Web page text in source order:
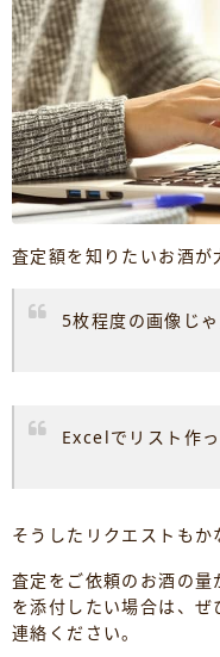
査定額を知りたいお酒が
5枚程度の画像じ
Excelでリスト作
そうしたリクエストもか
査定をご依頼のお酒の
を添付したい場合は、
連絡ください。